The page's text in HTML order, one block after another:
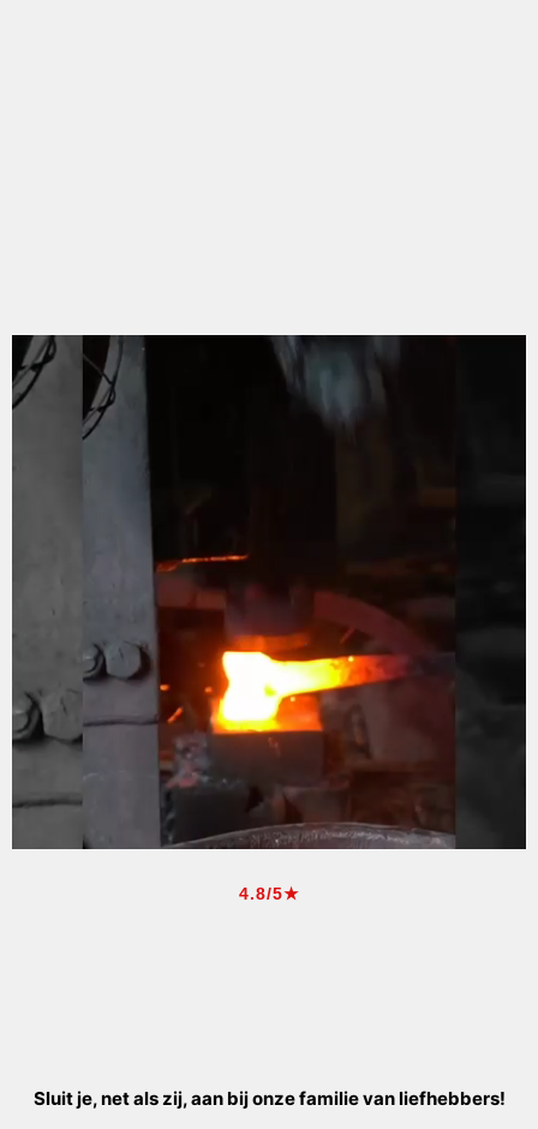
4.8/5★
Sluit je, net als zij, aan bij onze familie van liefhebbers!